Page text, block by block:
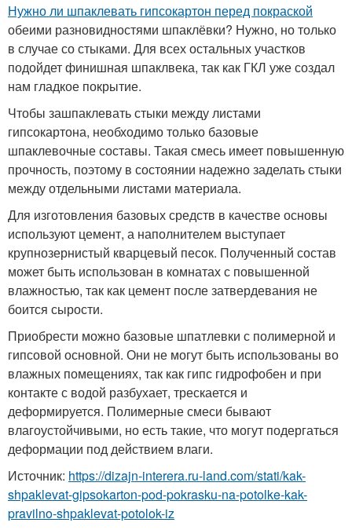
Нужно ли шпаклевать гипсокартон перед покраской
обеими разновидностями шпаклёвки? Нужно, но только
в случае со стыками. Для всех остальных участков
подойдет финишная шпаклвека, так как ГКЛ уже создал
нам гладкое покрытие.
Чтобы зашпаклевать стыки между листами
гипсокартона, необходимо только базовые
шпаклевочные составы. Такая смесь имеет повышенную
прочность, поэтому в состоянии надежно заделать стыки
между отдельными листами материала.
Для изготовления базовых средств в качестве основы
используют цемент, а наполнителем выступает
крупнозернистый кварцевый песок. Полученный состав
может быть использован в комнатах с повышенной
влажностью, так как цемент после затвердевания не
боится сырости.
Приобрести можно базовые шпатлевки с полимерной и
гипсовой основной. Они не могут быть использованы во
влажных помещениях, так как гипс гидрофобен и при
контакте с водой разбухает, трескается и
деформируется. Полимерные смеси бывают
влагоустойчивыми, но есть такие, что могут подергаться
деформации под действием влаги.
Источник: https://dizajn-interera.ru-land.com/stati/kak-
shpaklevat-gipsokarton-pod-pokrasku-na-potolke-kak-
pravilno-shpaklevat-potolok-iz